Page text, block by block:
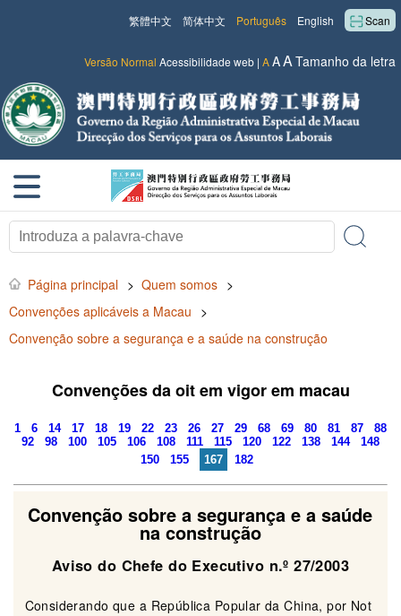
Scan
English
Português
简体中文
繁體中文
Versão Normal Acessibilidade web | AAATamanho da letra
Página principal > Quem somos >
Convenções aplicáveis a Macau >
Convenção sobre a segurança e a saúde na construção
Convenções da oit em vigor em macau
1 6 14 17 18 19 22 23 26 27 29 68 69 80 81 87
88
92
98 100 105 106 108 111 115 120 122 138 144
148
150
155 167 182
Convenção sobre a segurança e a saúde
na construção
Aviso do Chefe do Executivo n.º 27/2003
Considerando que a República Popular da China, por Not